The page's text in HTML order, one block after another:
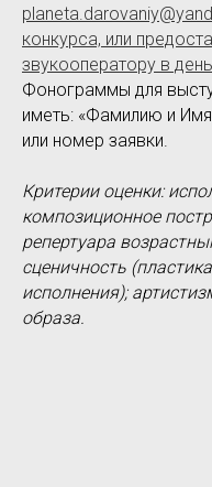
конкурса, или
звукооператору в
Фонограммы для
иметь: «Фамилию и
или номер заявки.
Критерии оценки:
композиционное
репертуара
сценичность
исполнения);
образа.